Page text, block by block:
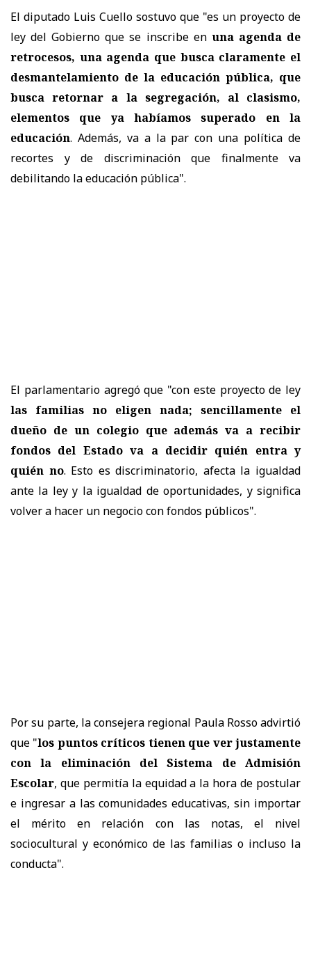
El diputado Luis Cuello sostuvo que "es un proyecto de
ley del Gobierno que se inscribe enuna agenda de
retrocesos, una agenda que busca claramente el
desmantelamiento de la educación pública, que
busca retornar a la segregación, al clasismo,
elementos que ya habíamos superado en la
educación. Además, va a la par con una política de
recortes y de discriminación que finalmente va
debilitando la educación pública".
El parlamentario agregó que "con este proyecto de ley
las familias no eligen nada; sencillamente el
dueño de un colegio que además va a recibir
fondos del Estado va a decidir quién entra y
quién no. Esto es discriminatorio, afecta la igualdad
ante la ley y la igualdad de oportunidades, y significa
volver a hacer un negocio con fondos públicos".
Por su parte, la consejera regional Paula Rosso advirtió
que "los puntos críticos tienen que ver justamente
con la eliminación del Sistema de Admisión
Escolar, que permitía la equidad a la hora de postular
e ingresar a las comunidades educativas, sin importar
el mérito en relación con las notas, el nivel
sociocultural y económico de las familias o incluso la
conducta".